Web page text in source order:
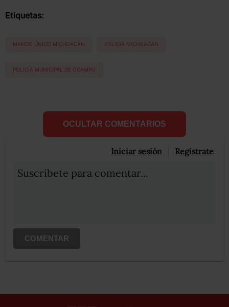
Etiquetas:
MANDO ÚNICO MICHOACÁN POLICIA MICHOACAN
POLICÍA MUNICIPAL DE OCAMPO
OCULTAR COMENTARIOS
Iniciar sesión Registrate
Suscribete para comentar...
COMENTAR